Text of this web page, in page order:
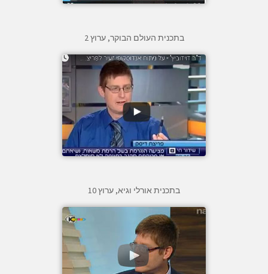
בתכנית העולם הבוקר, ערוץ 2
בתכנית אורלי וגיא, ערוץ 10